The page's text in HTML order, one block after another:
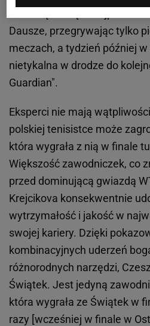
Dausze, przegrywając tylko
meczach, a tydzień później w
nietykalna w drodze do
Guardian".
Eksperci nie mają
polskiej tenisistce może
która wygrała z nią w finale
Większość zawodniczek, co
przed dominującą gwiazdą
Krejcikova konsekwentnie
wytrzymałość i jakość w
swojej kariery. Dzięki
kombinacyjnych uderzeń
różnorodnych narzędzi,
Świątek. Jest jedyną
która wygrała ze Świątek w
razy [wcześniej w finale w